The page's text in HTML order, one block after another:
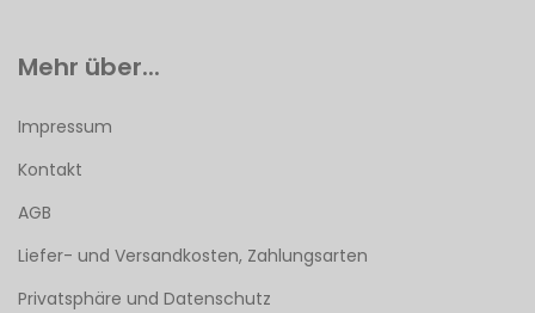
Mehr über...
Impressum
Kontakt
AGB
Liefer- und Versandkosten, Zahlungsarten
Privatsphäre und Datenschutz